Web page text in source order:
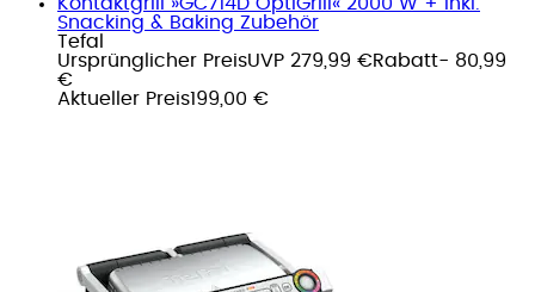
Snacking & Baking Zubehör
Tefal
Ursprünglicher PreisUVP 279,99 €Rabatt- 80,99
€
Aktueller Preis199,00 €